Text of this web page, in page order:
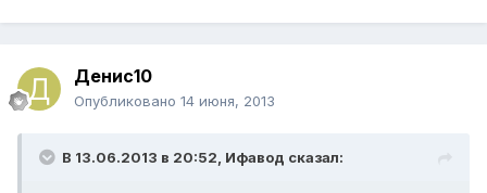
Денис10
Опубликовано 14 июня, 2013
В 13.06.2013 в 20:52, Ифавод сказал: